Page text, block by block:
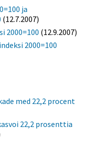
ja
(12.7.2007)
2000=100 (12.9.2007)
2000=100
med 22,2 procent
22,2 prosenttia